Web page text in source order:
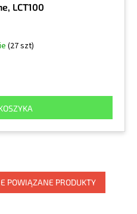
LCT100
(27 szt)
POWIĄZANE PRODUKTY